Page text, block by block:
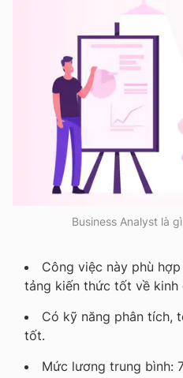
Business Analyst là
Công việc này phù
tảng kiến thức tốt về kinh
Có kỹ năng phân tích,
tốt.
Mức lương trung bình: